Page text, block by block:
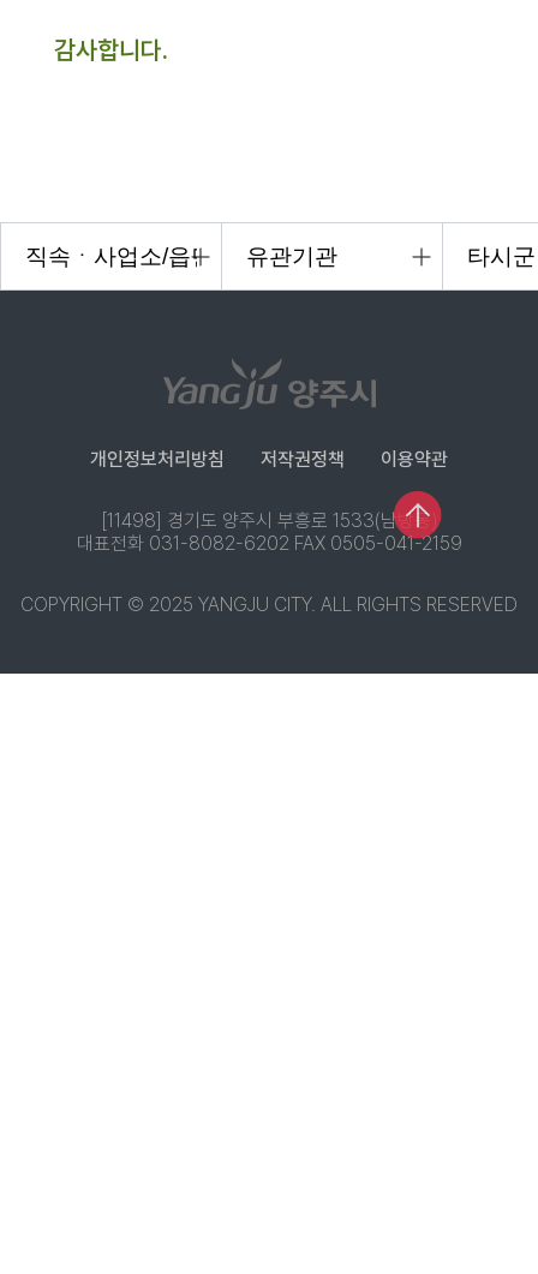
감사합니다.
개인정보처리방침 저작권정책 이용약관
[11498] 경기도 양주시 부흥로 1533(남방동)
대표전화 031-8082-6202 FAX 0505-041-2159
COPYRIGHT © 2025 YANGJU CITY. ALL RIGHTS RESERVED